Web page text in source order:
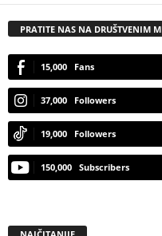
PRATITE NAS NA DRUŠTVENIM
15,000 Fans
37,000 Followers
19,000 Followers
150,000 Subscribers